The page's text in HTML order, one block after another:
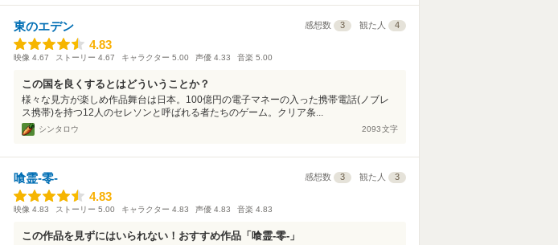
東のエデン 感想数 3 観た人 4
4.83
4.83
映像 4.67 ストーリー 4.67 キャラクター 5.00 声優 4.33 音楽 5.00
この国を良くするとはどういうことか？
様々な見方が楽しめ作品舞台は日本。100億円の電子マネーの入った携帯電話(ノブレ
ス携帯)を持つ12人のセレソンと呼ばれる者たちのゲーム。クリア条...
シンタロウ 2093文字
喰霊-零- 感想数 3 観た人 3
4.83
4.83
映像 4.83 ストーリー 5.00 キャラクター 4.83 声優 4.83 音楽 4.83
この作品を見ずにはいられない！おすすめ作品「喰霊-零-」